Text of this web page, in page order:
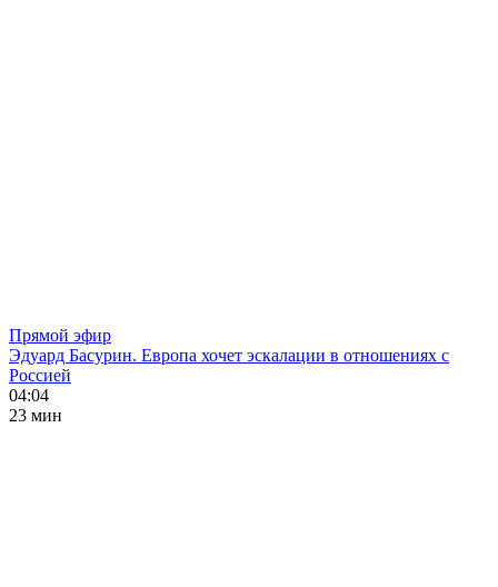
Прямой эфир
Эдуард Басурин. Европа хочет эскалации в отношениях с
Россией
04:04
23 мин